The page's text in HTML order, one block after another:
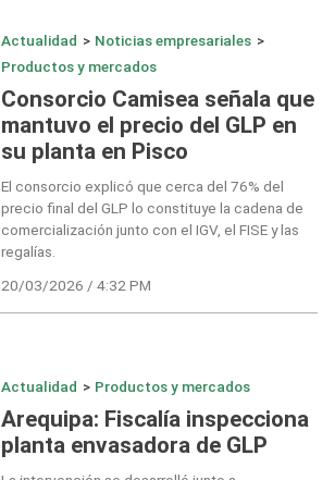
Actualidad > Noticias empresariales >
Productos y mercados
Consorcio Camisea señala que
mantuvo el precio del GLP en
su planta en Pisco
El consorcio explicó que cerca del 76% del
precio final del GLP lo constituye la cadena de
comercialización junto con el IGV, el FISE y las
regalías.
20/03/2026 / 4:32 PM
Actualidad > Productos y mercados
Arequipa: Fiscalía inspecciona
planta envasadora de GLP